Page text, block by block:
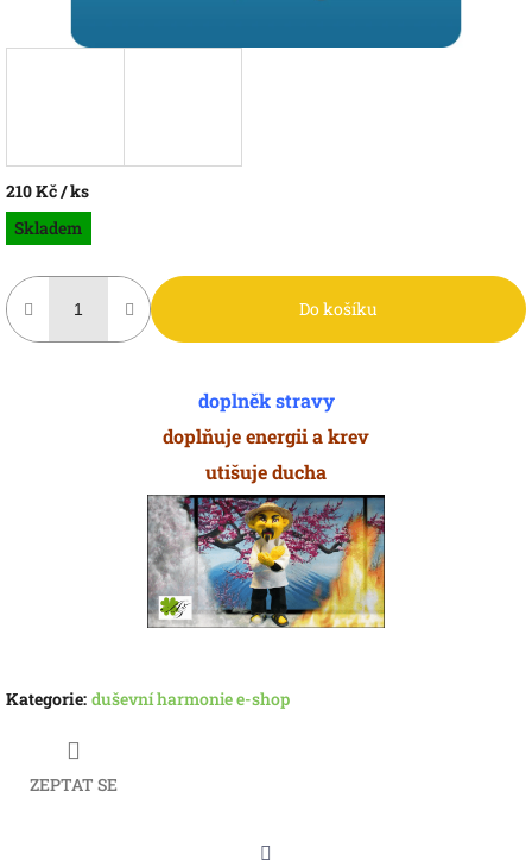
210 Kč/ ks
Měrná
cena:
Skladem
Do košíku
doplněk stravy
doplňuje energii a krev
utišuje ducha
Kategorie: duševní harmonie e-shop
ZEPTAT SE